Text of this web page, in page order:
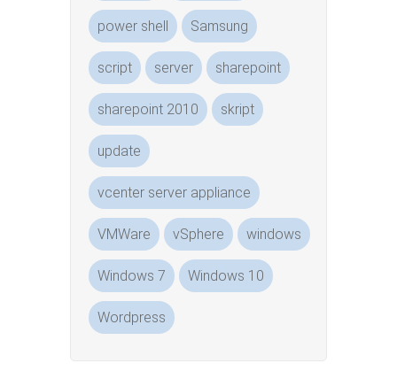
power shell Samsung
script server sharepoint
sharepoint 2010 skript
update
vcenter server appliance
VMWare vSphere windows
Windows 7 Windows 10
Wordpress